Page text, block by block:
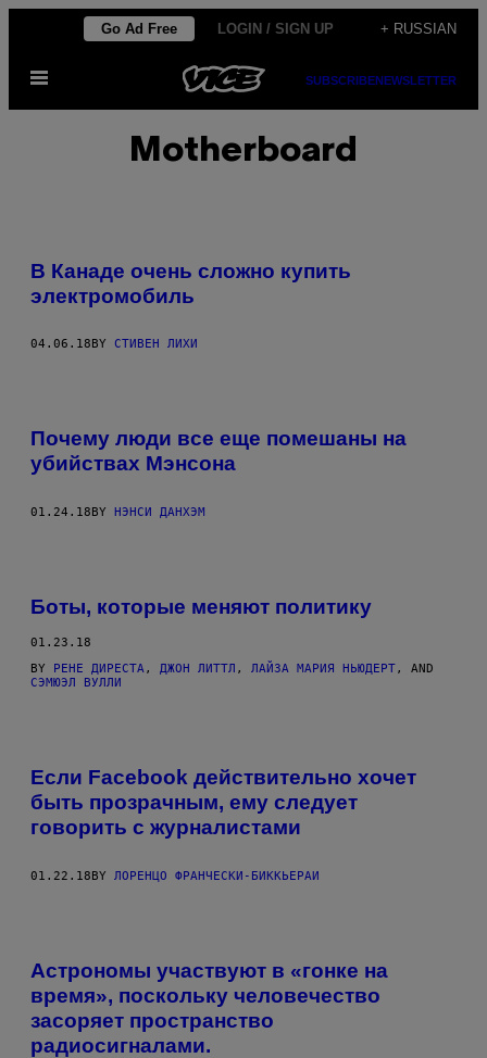
content
Go Ad Free LOGIN / SIGN UP + RUSSIAN
Open
SUBSCRIBENEWSLETTER
Motherboard
В Канаде очень сложно купить
электромобиль
04.06.18 BY СТИВЕН ЛИХИ
Почему люди все еще помешаны на
убийствах Мэнсона
01.24.18BY НЭНСИ ДАНХЭМ
Боты, которые меняют политику
01.23.18
BY
РЕНЕ ДИРЕСТА, ДЖОН ЛИТТЛ , ЛАЙЗА МАРИЯ НЬЮДЕРТ, AND
СЭМЮЭЛ ВУЛЛИ
Если Facebook действительно хочет
быть прозрачным, ему следует
говорить с журналистами
01.22.18BY ЛОРЕНЦО ФРАНЧЕСКИ-БИККЬЕРАИ
Астрономы участвуют в «гонке на
время», поскольку человечество
засоряет пространство
радиосигналами.